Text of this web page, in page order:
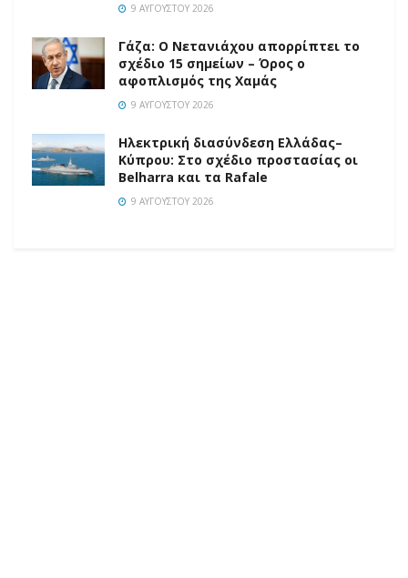
9 ΑΥΓΟΎΣΤΟΥ 2026
Γάζα: Ο Νετανιάχου απορρίπτει το
σχέδιο 15 σημείων – Όρος ο
αφοπλισμός της Χαμάς
9 ΑΥΓΟΎΣΤΟΥ 2026
Ηλεκτρική διασύνδεση Ελλάδας–
Κύπρου: Στο σχέδιο προστασίας οι
Belharra και τα Rafale
9 ΑΥΓΟΎΣΤΟΥ 2026